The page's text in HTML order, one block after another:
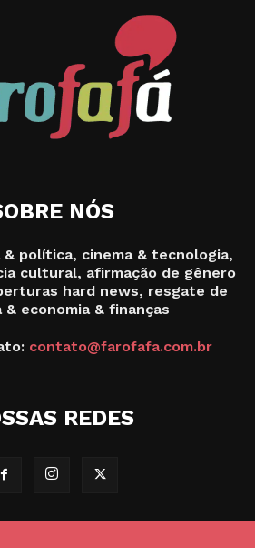
NÓS
& política, cinema & tecnologia,
cultural, afirmação de gênero
hard news, resgate de
& economia & finanças
contato@farofafa.com.br
REDES